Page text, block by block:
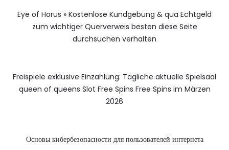
Eye of Horus » Kostenlose Kundgebung & qua Echtgeld
zum wichtiger Querverweis besten diese Seite
durchsuchen verhalten
Freispiele exklusive Einzahlung: Tägliche aktuelle Spielsaal
queen of queens Slot Free Spins Free Spins im Märzen
2026
Основы кибербезопасности для пользователей интернета